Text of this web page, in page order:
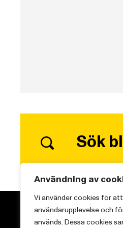
Användning av
Vi använder cookies för
användarupplevelse och
används. Dessa cookies
Sök